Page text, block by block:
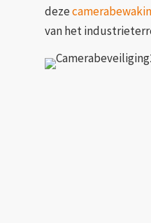
deze
van het